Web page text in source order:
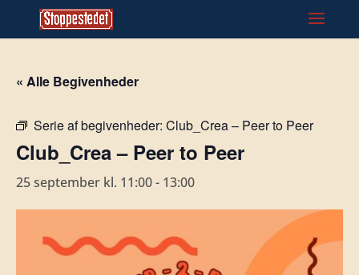
« Alle Begivenheder
Serie af begivenheder: Club_Crea – Peer to Peer
Club_Crea – Peer to Peer
25 september kl. 11:00- 13:00